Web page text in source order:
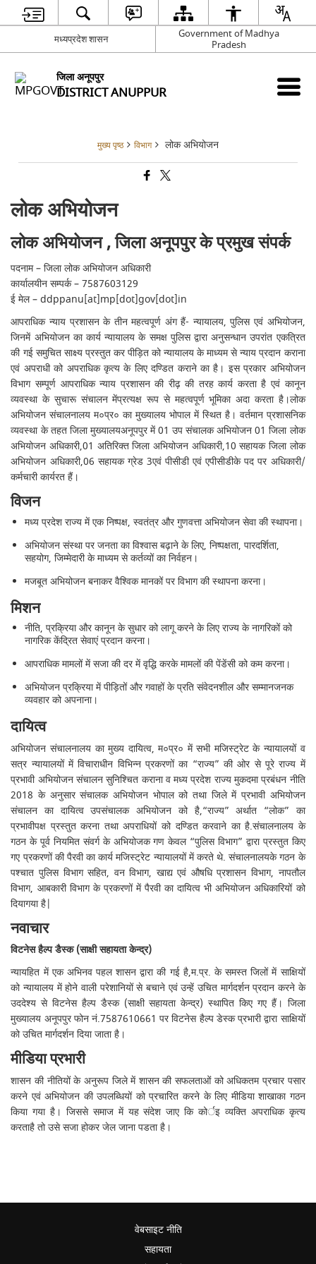
मध्यप्रदेश शासन
Government of Madhya
Pradesh
जिला अनूपपुर
DISTRICT ANUPPUR
मुख्य पृष्ठ विभाग लोक अभियोजन
लोक अभियोजन
लोक अभियोजन , जिला अनूपपुर के प्रमुख संपर्क
पदनाम – जिला लोक अभियोजन अधिकारी
कार्यालयीन सम्पर्क – 7587603129
ई मेल – ddppanu[at]mp[dot]gov[dot]in
आपराधिक न्याय प्रशासन के तीन महत्वपूर्ण अंग हैं- न्यायालय, पुलिस एवं अभियोजन,
जिनमें अभियोजन का कार्य न्यायालय के समक्ष पुलिस द्वारा अनुसन्धान उपरांत एकत्रित
की गई समुचित साक्ष्य प्रस्तुत कर पीड़ित को न्यायालय के माध्यम से न्याय प्रदान कराना
एवं अपराधी को अपराधिक कृत्य के लिए दण्डित कराने का है। इस प्रकार अभियोजन
विभाग सम्पूर्ण आपराधिक न्याय प्रशासन की रीढ़ की तरह कार्य करता है एवं कानून
व्यवस्था के सुचारू संचालन मेंप्रत्यक्ष रूप से महत्वपूर्ण भूमिका अदा करता है।लोक
अभियोजन संचालनालय म०प्र० का मुख्यालय भोपाल में स्थित है। वर्तमान प्रशासनिक
व्यवस्था के तहत जिला मुख्यालयअनूपपुर में 01 उप संचालक अभियोजन 01 जिला लोक
अभियोजन अधिकारी,01 अतिरिक्‍त जिला अभियोजन अधिकारी,10 सहायक जिला लोक
अभियोजन अधिकारी,06 सहायक ग्रेड 3एवं पीसीडी एवं एपीसीडीके पद पर अधिकारी/
कर्मचारी कार्यरत हैं।
विजन
मध्य प्रदेश राज्य में एक निष्पक्ष, स्वतंत्र और गुणवत्ता अभियोजन सेवा की स्थापना।
अभियोजन संस्था पर जनता का विश्वास बढ़ाने के लिए, निष्पक्षता, पारदर्शिता,
सहयोग, जिम्मेदारी के माध्यम से कर्तव्यों का निर्वहन।
मजबूत अभियोजन बनाकर वैश्विक मानकों पर विभाग की स्थापना करना।
मिशन
नीति, प्रक्रिया और कानून के सुधार को लागू करने के लिए राज्य के नागरिकों को
नागरिक केंद्रित सेवाएं प्रदान करना।
आपराधिक मामलों में सजा की दर में वृद्धि करके मामलों की पेंडेंसी को कम करना।
अभियोजन प्रक्रिया में पीड़ितों और गवाहों के प्रति संवेदनशील और सम्मानजनक
व्यवहार को अपनाना।
दायित्व
अभियोजन संचालनालय का मुख्य दायित्व, म०प्र० में सभी मजिस्ट्रेट के न्यायालयों व
सत्र न्यायालयों में विचाराधीन विभिन्‍न प्रकरणों का “राज्य” की ओर से पूरे राज्‍य में
प्रभावी अभियोजन संचालन सुनिश्चित कराना व मध्‍य प्रदेश राज्‍य मुकदमा प्रबंधन नीति
2018 के अनुसार संचालक अभियोजन भोपाल को तथा जिले में प्रभावी अभियोजन
संचालन का दायित्‍व उपसंचालक अभियोजन को है,“राज्य” अर्थात “लोक” का
प्रभावीपक्ष प्रस्तुत करना तथा अपराधियों को दण्डित करवाने का है.संचालनालय के
गठन के पूर्व नियमित संवर्ग के अभियोजक गण केवल “पुलिस विभाग” द्वारा प्रस्तुत किए
गए प्रकरणों की पैरवी का कार्य मजिस्ट्रेट न्यायालयों में करते थे. संचालनालयके गठन के
पश्चात पुलिस विभाग सहित, वन विभाग, खाद्य एवं औषधि प्रशासन विभाग, नापतौल
विभाग, आबकारी विभाग के प्रकरणों में पैरवी का दायित्व भी अभियोजन अधिकारियों को
दियागया है|
नवाचार
विटनेस हैल्‍प डैस्‍क (साक्षी सहायता केन्‍द्र)
न्‍यायहित में एक अभिनव पहल शासन द्वारा की गई है,म.प्र. के समस्‍त जिलों में साक्षियों
को न्‍यायालय में होने वाली परेशानियों से बचाने एवं उन्‍हें उचित मार्गदर्शन प्रदान करने के
उददेश्‍य से विटनेस हैल्‍प डैस्‍क (साक्षी सहायता केन्‍द्र) स्‍थापित किए गए हैं। जिला
मुख्‍यालय अनूपपुर फोन नं.7587610661 पर विटनेस हैल्‍प डेस्‍क प्रभारी द्वारा साक्षियों
को उचित मार्गदर्शन दिया जाता है।
मीडिया प्रभारी
शासन की नीतियों के अनुरूप जिले में शासन की सफलताओं को अधिकतम प्रचार पसार
करने एवं अभियोजन की उपलब्धियों को प्रचारित करने के लिए मीडिया शाखाका गठन
किया गया है। जिससे समाज में यह संदेश जाए कि कोर्इ व्‍यक्ति अपराधिक कृत्‍य
करताहै तो उसे सजा होकर जेल जाना पडता है।
वेबसाइट नीति
सहायता